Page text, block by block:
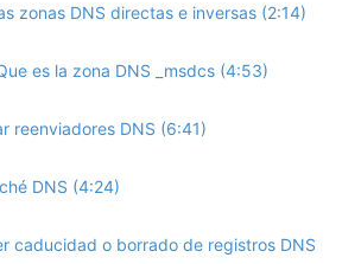
zonas DNS directas e inversas (2:14)
es la zona DNS _msdcs (4:53)
reenviadores DNS (6:41)
DNS (4:24)
caducidad o borrado de registros DNS